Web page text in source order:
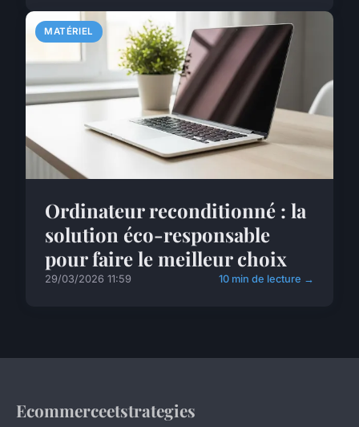
MATÉRIEL
Ordinateur reconditionné : la
solution éco-responsable
pour faire le meilleur choix
29/03/2026 11:59 10 min de lecture →
Ecommerceetstrategies